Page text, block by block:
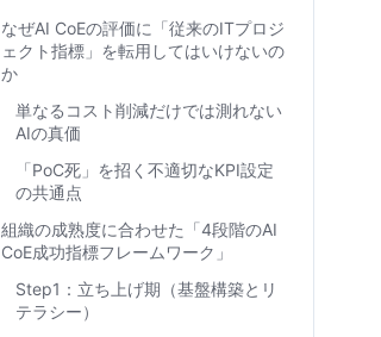
なぜAI CoEの評価に「従来のITプロジ
ェクト指標」を転用してはいけないの
か
単なるコスト削減だけでは測れない
AIの真価
「PoC死」を招く不適切なKPI設定
の共通点
組織の成熟度に合わせた「4段階のAI
CoE成功指標フレームワーク」
Step1：立ち上げ期（基盤構築とリ
テラシー）